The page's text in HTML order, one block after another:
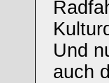
Und
auch